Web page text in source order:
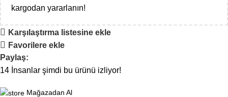
kargodan yararlanın!
Karşılaştırma listesine ekle
Favorilere ekle
Paylaş:
14 İnsanlar şimdi bu ürünü izliyor!
Mağazadan Al